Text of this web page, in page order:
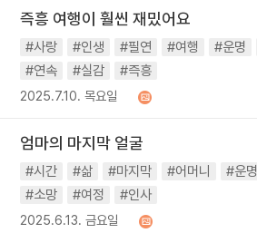
즉흥 여행이 훨씬 재밌어요
#사랑 #인생 #필연 #여행 #운명
#연속
#실감 #즉흥
2025.7.10. 목요일
엄마의 마지막 얼굴
#시간 #삶 #마지막 #어머니 #운명
#소망
#여정 #인사
2025.6.13. 금요일